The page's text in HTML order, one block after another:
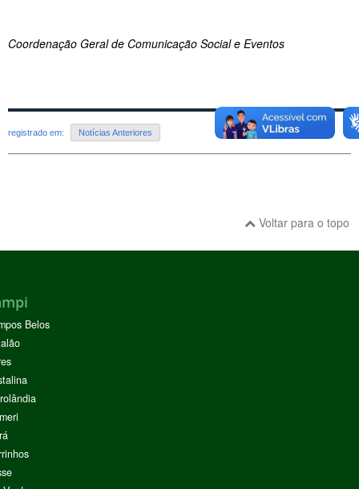
Coordenação Geral de Comunicação Social e Eventos
registrado em: Notícias Anteriores
Voltar para o topo
Belos